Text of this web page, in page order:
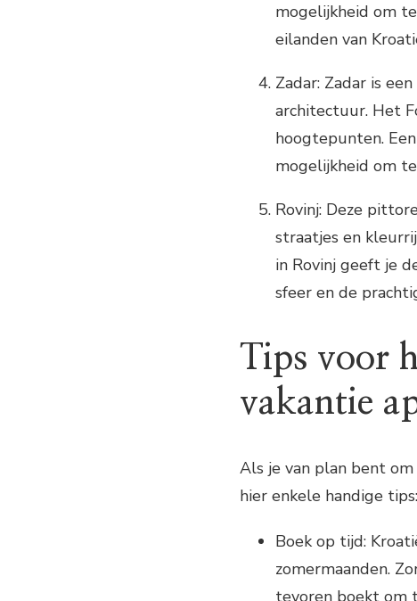
mogelijkheid om
eilanden van
Zadar: Zadar is
architectuur. Het
hoogtepunten.
mogelijkheid om
Rovinj: Deze
straatjes en
in Rovinj geeft je
sfeer en de
Tips voor
vakantie
Als je van plan bent
hier enkele handige tips:
Boek op tijd:
zomermaanden.